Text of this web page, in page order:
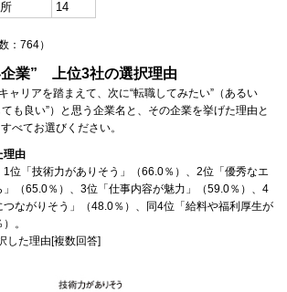
14
：764）
企業” 上位3社の選択理由
ャリアを踏まえて、次に“転職してみたい”（あるい
も良い”）と思う企業名と、その企業を挙げた理由と
べてお選びください。
理由
1位「技術力がありそう」（66.0％）、2位「優秀なエ
」（65.0％）、3位「仕事内容が魅力」（59.0％）、4
ながりそう」（48.0％）、同4位「給料や福利厚生が
。
した理由[複数回答]